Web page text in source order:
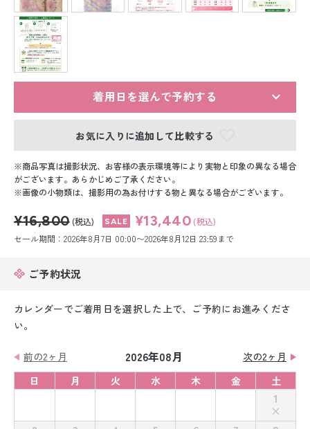
紋付袴レンタル
留袖レンタル
スーツレンタル
色打掛&紋付袴レンタル
白無垢&紋付袴レンタル
小物販売品
着用日を選んで予約する
お気に入りに追加して比較する
商品写真は撮影状況、お客様の表示環境等により実物と印象の異なる場合
がございます。あらかじめご了承ください。
画像の小物類は、撮影用の為お付けする物と異なる場合がございます。
¥16,800 (税込) ¥13,440 (税込)
セール期間：2026年8月7日 00:00〜2026年8月12日 23:59まで
ご予約状況
カレンダーでご着用日を選択した上で、ご予約にお進みくださ
い。
前の2ヶ月 2026年08月
次の2ヶ月
日
月 火 水 木 金 土
1